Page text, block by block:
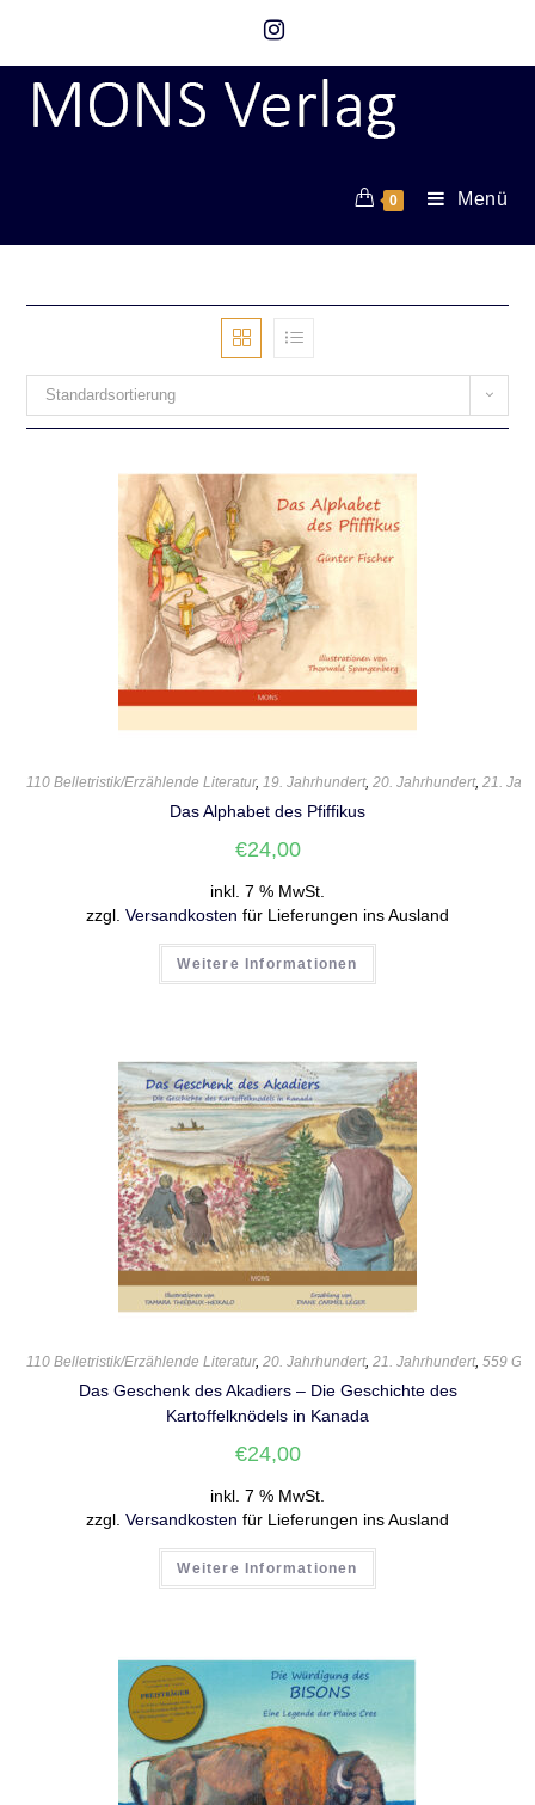
0 Menü
Standardsortierung
110 Belletristik/Erzählende Literatur,19. Jahrhundert,20. Jahrhundert,21.
Das Alphabet des Pfiffikus
€24,00
inkl. 7 % MwSt.
zzgl. Versandkosten für Lieferungen ins Ausland
Weitere Informationen
110 Belletristik/Erzählende Literatur,20. Jahrhundert,21. Jahrhundert,559
Das Geschenk des Akadiers – Die Geschichte des
Kartoffelknödels in Kanada
€24,00
inkl. 7 % MwSt.
zzgl. Versandkosten für Lieferungen ins Ausland
Weitere Informationen